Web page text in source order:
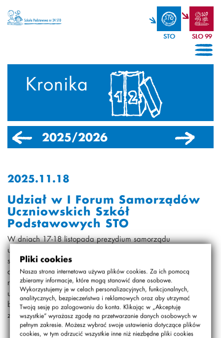
Pliki cookies
Nasza strona internetowa używa plików cookies. Za ich pomocą
zbieramy informacje, które mogą stanowić dane osobowe.
Wykorzystujemy je w celach personalizacyjnych, funkcjonalnych,
analitycznych, bezpieczeństwa i reklamowych oraz aby utrzymać
Twoją sesję po zalogowaniu do konta. Klikając w „Akceptuję
wszystkie” wyrażasz zgodę na przetwarzanie danych osobowych w
pełnym zakresie. Możesz wybrać swoje ustawienia dotyczące plików
cookies, w tym odrzucić wszystkie inne niż niezbędne pliki cookies
STO SLO 99
Kronika
2025/2026 2024/2025
2025.11.18
Udział w I Forum Samorządów
Uczniowskich Szkół
Podstawowych STO
W dniach 17-18 listopada prezydium samorządu
uczniowskiego wzięło udział w spotkaniu samorządów
szkół STO z całej Polski. Uczniowie brali udział w
debatach, dyskusjach, a na koniec wybrali wartości, które
rekomendują do uznawania przez społeczność
uczniowską w szkołach STO. To były dwa męczące, ale
bardzo owocne dni. Nie możemy doczekać się spotkania
za rok.